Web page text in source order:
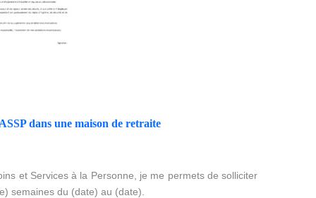
dans une maison de retraite
et Services à la Personne, je me permets de solliciter
semaines du (date) au (date).